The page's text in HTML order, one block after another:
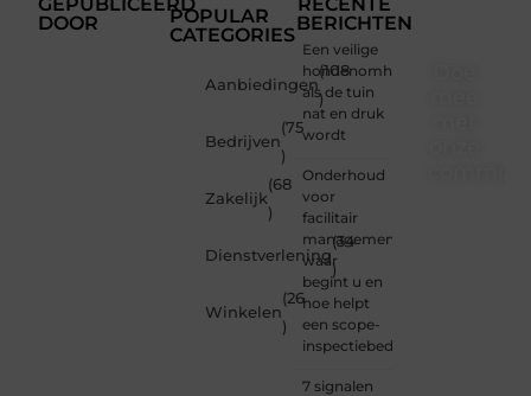
DOOR
POPULAR
CATEGORIES
Aanbiedingen
(108
)
Bedrijven
(75
)
Zakelijk
(68
)
Dienstverlening
(34
)
Winkelen
(26
)
BERICHTEN
Een veilige
hondenomheining
als de tuin
nat en druk
wordt
Onderhoud
voor
facilitair
management:
waar
begint u en
hoe helpt
een scope-
inspectiebedrijf?
7 signalen